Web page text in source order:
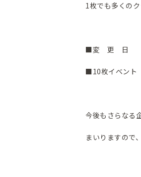
1枚でも多くの
■変 更 日
■10枚イベン
今後もさらなる
まいりますので